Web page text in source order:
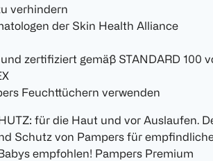
verhindern
der Skin Health Alliance
zertifiziert gemäß STANDARD 100
Feuchttüchern verwenden
für die Haut und vor Auslaufen.
Schutz von Pampers für
empfohlen! Pampers Premium